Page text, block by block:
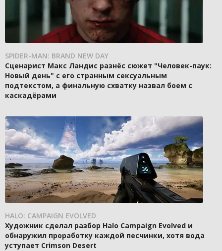
SPIDER-MAN: BRAND NEW DAY
Сценарист Макс Ландис разнёс сюжет "Человек-паук:
Новый день" с его странным сексуальным
подтекстом, а финальную схватку назвал боем с
каскадёрами
HALO: CAMPAIGN EVOLVED
Художник сделал разбор Halo Campaign Evolved и
обнаружил проработку каждой песчинки, хотя вода
уступает Crimson Desert